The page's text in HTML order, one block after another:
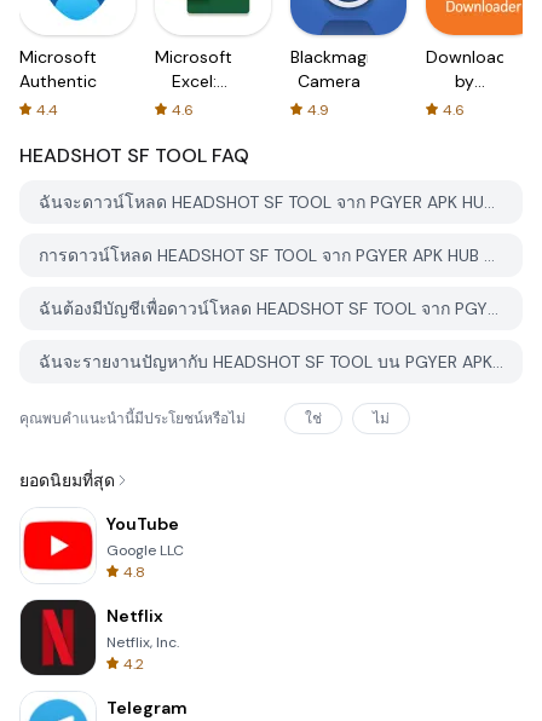
Microsoft
Authenticator
4.4
Microsoft
Excel:
Spreadsheets
4.6
Blackmagic
Camera
4.9
Downloader
by
AFTVnews
4.6
HEADSHOT SF TOOL FAQ
ฉันจะดาวน์โหลด HEADSHOT SF TOOL จาก PGYER APK HUB อย่างไร?
การดาวน์โหลด HEADSHOT SF TOOL จาก PGYER APK HUB ฟรีหรือไม่?
ฉันต้องมีบัญชีเพื่อดาวน์โหลด HEADSHOT SF TOOL จาก PGYER APK HUB หรือไม่?
ฉันจะรายงานปัญหากับ HEADSHOT SF TOOL บน PGYER APK HUB ได้อย่างไร?
คุณพบคำแนะนำนี้มีประโยชน์หรือไม่ ใช่ ไม่
ยอดนิยมที่สุด
YouTube
Google LLC
4.8
Netflix
Netflix, Inc.
4.2
Telegram